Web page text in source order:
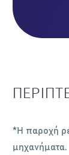
*Η παροχή
µηχανήµατα.